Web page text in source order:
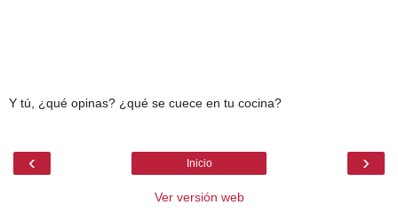
Y tú, ¿qué opinas? ¿qué se cuece en tu cocina?
‹ ›
Inicio
Ver versión web